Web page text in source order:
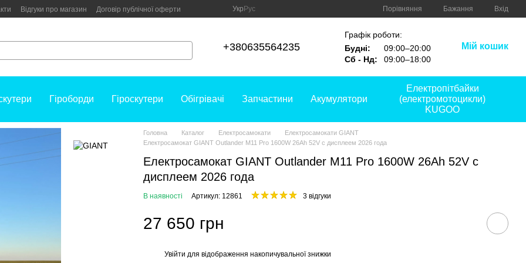
Відгуки про магазин Договір публічної оферти Укр Рус Порівняння Бажання Вхід
+380635564235
Графік роботи:
Будні:
09:00–20:00
Сб - Нд:
09:00–18:00
Мій кошик
Гіроборди Гіроскутери Обігрівачі Запчастини Акумулятори
Електропітбайки
(електромотоцикли)
KUGOO
Головна Каталог Електросамокати
Електросамокати GIANT
Електросамокат GIANT Outlander M11 Pro 1600W 26Ah 52V с дисплеем 2026 года
Електросамокат GIANT Outlander M11 Pro 1600W 26Ah 52V с
дисплеем 2026 года
В наявності Артикул: 12861 3 відгуки
27 650 грн
Увійти для відображення накопичувальної знижки